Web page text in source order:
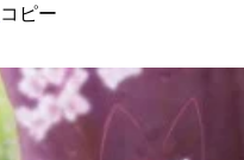
コピー